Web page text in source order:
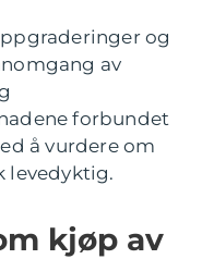
og
av
forbundet
å vurdere om
levedyktig.
kjøp av